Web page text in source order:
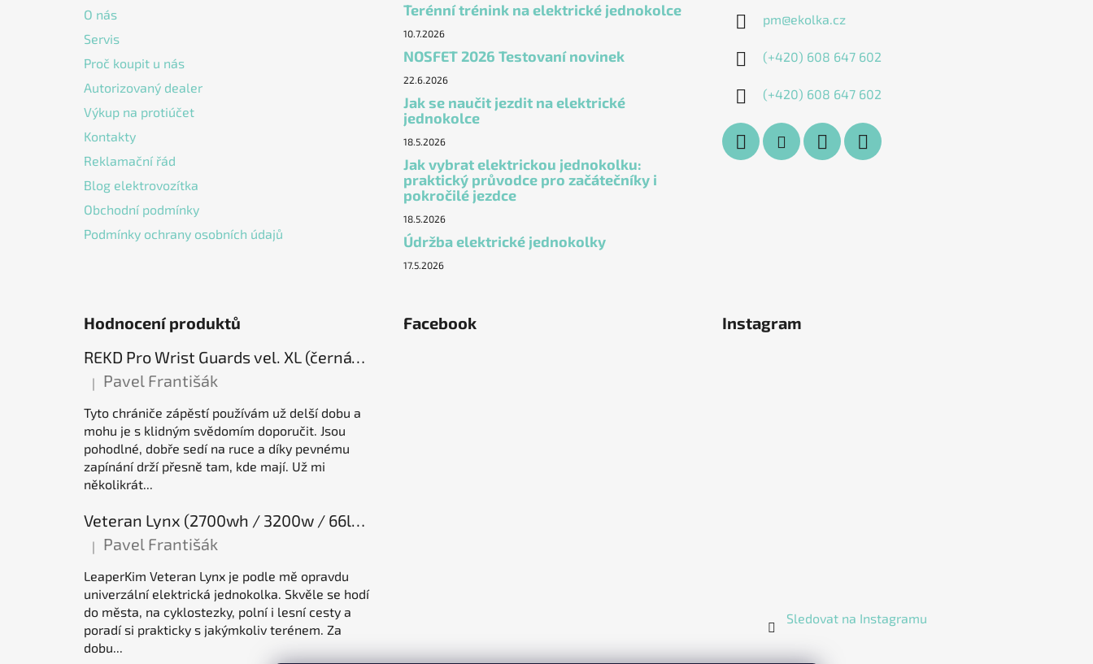
O nás
Servis
Proč koupit u nás
Autorizovaný dealer
Výkup na protiúčet
Kontakty
Reklamační řád
Blog elektrovozítka
Obchodní podmínky
Podmínky ochrany osobních údajů
Terénní trénink na elektrické jednokolce
10.7.2026
NOSFET 2026 Testovaní novinek
22.6.2026
Jak se naučit jezdit na elektrické
jednokolce
18.5.2026
Jak vybrat elektrickou jednokolku:
praktický průvodce pro začátečníky i
pokročilé jezdce
18.5.2026
Údržba elektrické jednokolky
17.5.2026
pm@ekolka.cz
(+420) 608 647 602
(+420) 608 647 602
Hodnocení produktů
REKD Pro Wrist Guards vel. XL (černá) chrániče zápěstí
Hodnocení produktu je 5 z 5 hvězdiček.
| Pavel Františák
Tyto chrániče zápěstí používám už delší dobu a
mohu je s klidným svědomím doporučit. Jsou
pohodlné, dobře sedí na ruce a díky pevnému
zapínání drží přesně tam, kde mají. Už mi
několikrát...
Veteran Lynx (2700wh / 3200w / 66lb / 50E), elektrická jednokolka
Hodnocení produktu je 5 z 5 hvězdiček.
| Pavel Františák
LeaperKim Veteran Lynx je podle mě opravdu
univerzální elektrická jednokolka. Skvěle se hodí
do města, na cyklostezky, polní i lesní cesty a
poradí si prakticky s jakýmkoliv terénem. Za
dobu...
Facebook Instagram
Sledovat na Instagramu